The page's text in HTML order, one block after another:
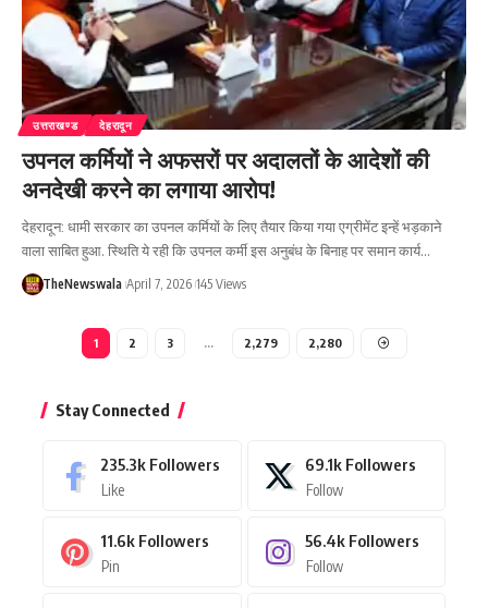
उत्तराखण्ड देहरादून
उपनल कर्मियों ने अफसरों पर अदालतों के आदेशों की
अनदेखी करने का लगाया आरोप!
देहरादून: धामी सरकार का उपनल कर्मियों के लिए तैयार किया गया एग्रीमेंट इन्हें भड़काने
वाला साबित हुआ. स्थिति ये रही कि उपनल कर्मी इस अनुबंध के बिनाह पर समान कार्य…
TheNewswala April 7, 2026 145 Views
1 2 3 … 2,279 2,280
Stay Connected
235.3k Followers
Like
69.1k Followers
Follow
11.6k Followers
Pin
56.4k Followers
Follow